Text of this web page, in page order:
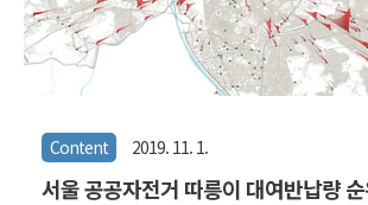
에 이 곳..
Content 2019. 11. 1.
서울 공공자전거 따릉이 대여반납량